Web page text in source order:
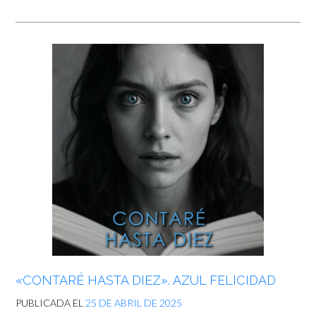
«CONTARÉ HASTA DIEZ». AZUL FELICIDAD
PUBLICADA EL 25 DE ABRIL DE 2025